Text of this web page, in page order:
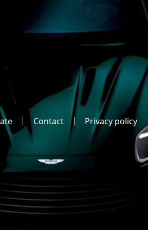
Contact Privacy policy